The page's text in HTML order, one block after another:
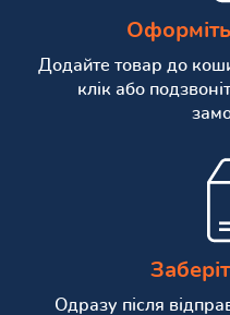
Додайте товар до
клік або
Одразу після